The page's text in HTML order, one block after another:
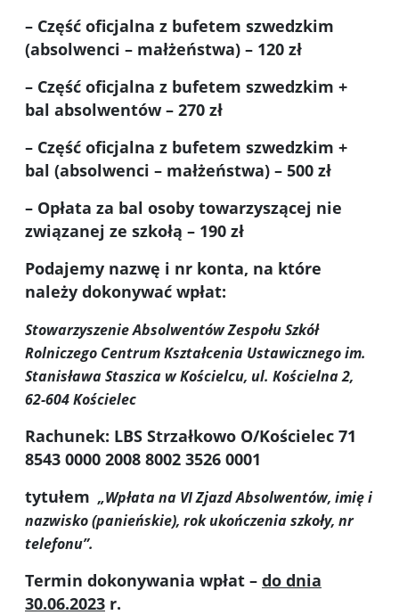
– Część oficjalna z bufetem szwedzkim
(absolwenci – małżeństwa) – 120 zł
– Część oficjalna z bufetem szwedzkim +
bal absolwentów – 270 zł
– Część oficjalna z bufetem szwedzkim +
bal (absolwenci – małżeństwa) – 500 zł
– Opłata za bal osoby towarzyszącej nie
związanej ze szkołą – 190 zł
Podajemy nazwę i nr konta, na które
należy dokonywać wpłat:
Stowarzyszenie Absolwentów Zespołu Szkół
Rolniczego Centrum Kształcenia Ustawicznego im.
Stanisława Staszica w Kościelcu, ul. Kościelna 2,
62-604 Kościelec
Rachunek: LBS Strzałkowo O/Kościelec 71
8543 0000 2008 8002 3526 0001
tytułem „Wpłata na VI Zjazd Absolwentów, imię i
nazwisko (panieńskie), rok ukończenia szkoły, nr
telefonu”.
Termin dokonywania wpłat – do dnia
30.06.2023 r.